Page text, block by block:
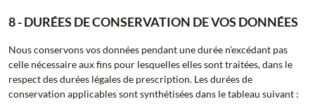
8 - DURÉES DE CONSERVATION DE VOS DONNÉES
Nous conservons vos données pendant une durée n’excédant pas
celle nécessaire aux fins pour lesquelles elles sont traitées, dans le
respect des durées légales de prescription. Les durées de
conservation applicables sont synthétisées dans le tableau suivant :